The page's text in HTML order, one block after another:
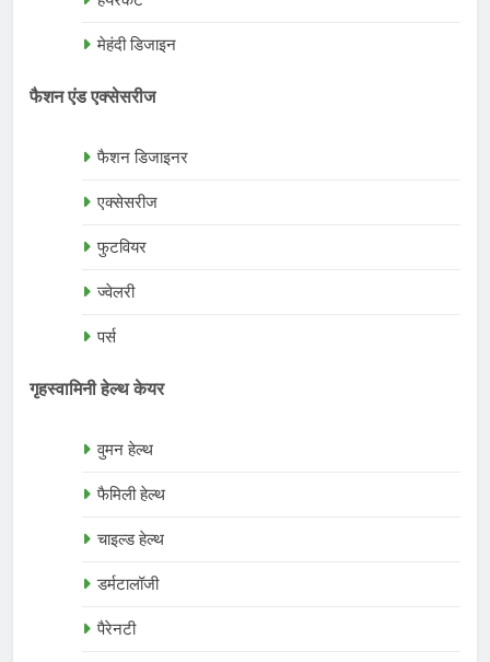
मेहंदी डिजाइन
फैशन एंड एक्सेसरीज
फैशन डिजाइनर
एक्सेसरीज
फुटवियर
ज्वेलरी
पर्स
गृहस्वामिनी हेल्थ केयर
वुमन हेल्थ
फैमिली हेल्थ
चाइल्ड हेल्थ
डर्मटालॉजी
पैरेनटी